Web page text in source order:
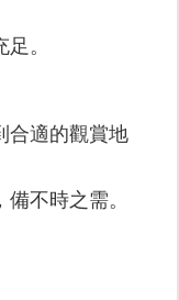
。
合適的觀賞地
不時之需。